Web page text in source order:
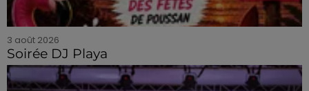
3 août 2026
Soirée DJ Playa